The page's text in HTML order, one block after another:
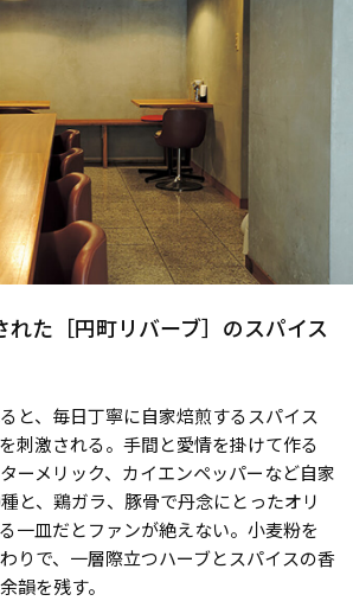
れた［円町リバーブ］のスパイス
と、毎日丁寧に自家焙煎するスパイス
刺激される。手間と愛情を掛けて作る
ーメリック、カイエンペッパーなど自家
と、鶏ガラ、豚骨で丹念にとったオリ
一皿だとファンが絶えない。小麦粉を
りで、一層際立つハーブとスパイスの香
韻を残す。